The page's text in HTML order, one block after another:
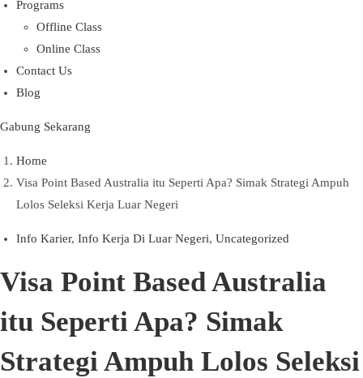
Programs
Offline Class
Online Class
Contact Us
Blog
Gabung Sekarang
Home
Visa Point Based Australia itu Seperti Apa? Simak Strategi Ampuh
Lolos Seleksi Kerja Luar Negeri
Info Karier, Info Kerja Di Luar Negeri, Uncategorized
Visa Point Based Australia
itu Seperti Apa? Simak
Strategi Ampuh Lolos Seleksi